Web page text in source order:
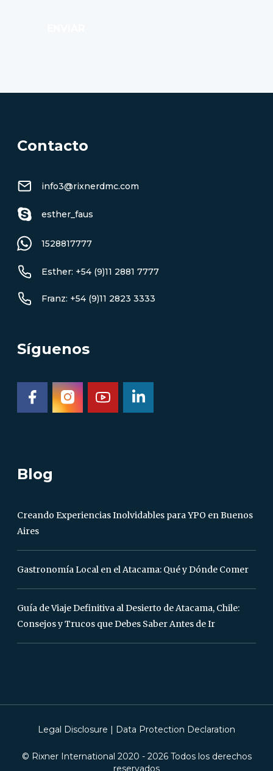
Contacto
info3@rixnerdmc.com
esther_faus
1528817777
Esther: +54 (9)11 2881 7777
Franz: +54 (9)11 2823 3333
Síguenos
Blog
Creando Experiencias Inolvidables para YPO en Buenos
Aires
Gastronomía Local en el Atacama: Qué y Dónde Comer
Guía de Viaje Definitiva al Desierto de Atacama, Chile:
Consejos y Trucos que Debes Saber Antes de Ir
© Rixner International 2020 - 2026Todos los derechos
reservados
Legal Disclosure | Data Protection Declaration